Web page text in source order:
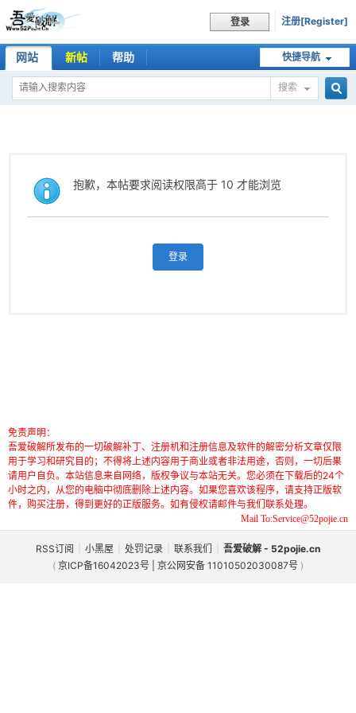
登录 注册[Register]
快捷导航
网站 新帖 帮助
搜索
抱歉，本帖要求阅读权限高于 10 才能浏览
登录
免责声明：
吾爱破解所发布的一切破解补丁、注册机和注册信息及软件的解密分析文章仅限
用于学习和研究目的；不得将上述内容用于商业或者非法用途，否则，一切后果
请用户自负。本站信息来自网络，版权争议与本站无关。您必须在下载后的24个
小时之内，从您的电脑中彻底删除上述内容。如果您喜欢该程序，请支持正版软
件，购买注册，得到更好的正版服务。如有侵权请邮件与我们联系处理。
Mail To:Service@52pojie.cn
RSS订阅 小黑屋 处罚记录 联系我们
吾爱破解 - 52pojie.cn
( 京ICP备16042023号 | 京公网安备 11010502030087号 )